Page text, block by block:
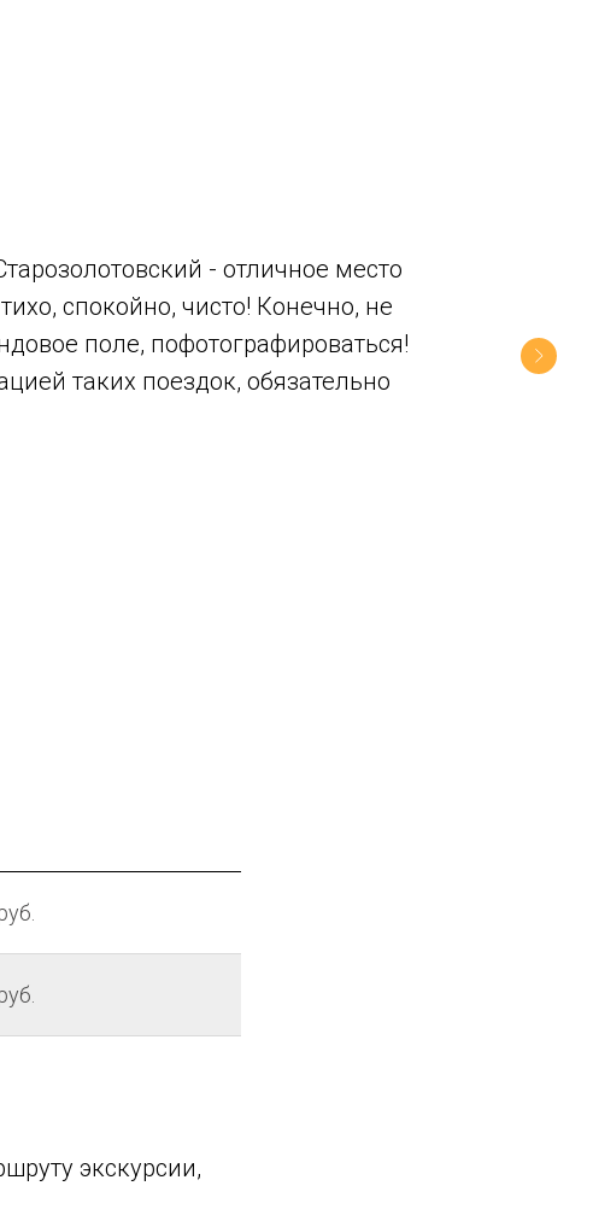
- отличное место
спокойно, чисто! Конечно, не
поле, пофотографироваться!
таких поездок, обязательно
экскурсии,